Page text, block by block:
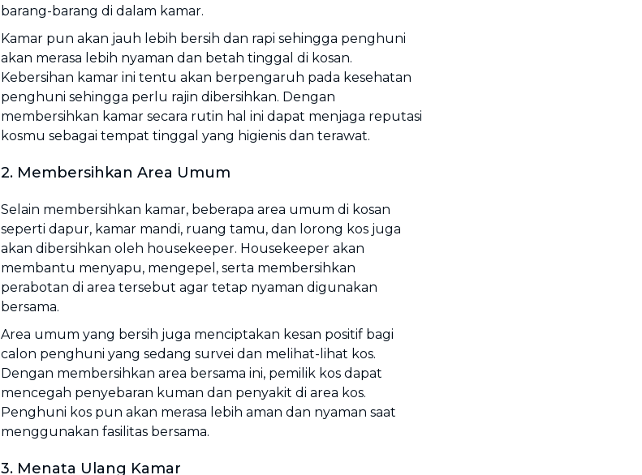
barang-barang di dalam kamar.
Kamar pun akan jauh lebih bersih dan rapi sehingga penghuni
akan merasa lebih nyaman dan betah tinggal di kosan.
Kebersihan kamar ini tentu akan berpengaruh pada kesehatan
penghuni sehingga perlu rajin dibersihkan. Dengan
membersihkan kamar secara rutin hal ini dapat menjaga reputasi
kosmu sebagai tempat tinggal yang higienis dan terawat.
2. Membersihkan Area Umum
Selain membersihkan kamar, beberapa area umum di kosan
seperti dapur, kamar mandi, ruang tamu, dan lorong kos juga
akan dibersihkan oleh housekeeper. Housekeeper akan
membantu menyapu, mengepel, serta membersihkan
perabotan di area tersebut agar tetap nyaman digunakan
bersama.
Area umum yang bersih juga menciptakan kesan positif bagi
calon penghuni yang sedang survei dan melihat-lihat kos.
Dengan membersihkan area bersama ini, pemilik kos dapat
mencegah penyebaran kuman dan penyakit di area kos.
Penghuni kos pun akan merasa lebih aman dan nyaman saat
menggunakan fasilitas bersama.
3. Menata Ulang Kamar